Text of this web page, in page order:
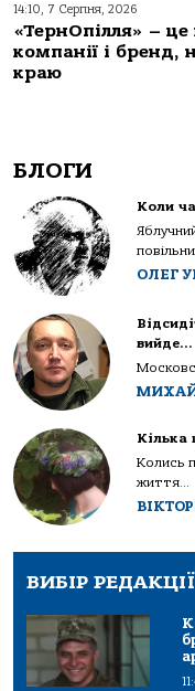
14:10, 7 Серпня, 2026
«ТернОпілля» – це
компанії і бренд,
краю
БЛОГИ
Коли
ОЛЕГ
вийде…
Кілька
Колись
життя...
ВИБІР РЕДАКЦІЇ